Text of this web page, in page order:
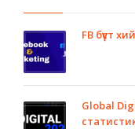
FB бүүст
Global
статистик